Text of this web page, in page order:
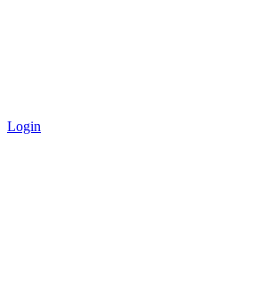
Login